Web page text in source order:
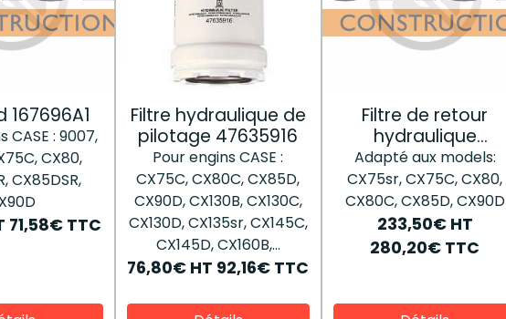
167696A1
CASE : 9007,
CX80,
CX85DSR,
71,58€ TTC
Filtre hydraulique de
pilotage 47635916
Pour engins CASE :
CX75C, CX80C, CX85D,
CX90D, CX130B, CX130C,
CX130D, CX135sr, CX145C,
CX145D, CX160B,...
76,80€ HT 92,16€ TTC
Filtre de retour
hydraulique
KAJ11040
Adapté aux models:
CX75sr, CX75C, CX80,
CX80C, CX85D, CX90D
233,50€ HT
280,20€ TTC